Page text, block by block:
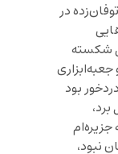
در
شکسته
بود
نبود،